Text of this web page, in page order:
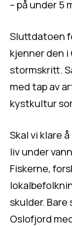
– på under 5
Sluttdatoen
kjenner den
stormskritt.
med tap av
kystkultur
Skal vi klare
liv under
Fiskerne,
skulder. Bare
Oslofjord